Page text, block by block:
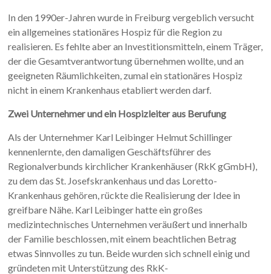
In den 1990er-Jahren wurde in Freiburg vergeblich versucht
ein allgemeines stationäres Hospiz für die Region zu
realisieren. Es fehlte aber an Investitionsmitteln, einem Träger,
der die Gesamtverantwortung übernehmen wollte, und an
geeigneten Räumlichkeiten, zumal ein stationäres Hospiz
nicht in einem Krankenhaus etabliert werden darf.
Zwei Unternehmer und ein Hospizleiter aus Berufung
Als der Unternehmer Karl Leibinger Helmut Schillinger
kennenlernte, den damaligen Geschäftsführer des
Regionalverbunds kirchlicher Krankenhäuser (RkK gGmbH),
zu dem das St. Josefskrankenhaus und das Loretto-
Krankenhaus gehören, rückte die Realisierung der Idee in
greifbare Nähe. Karl Leibinger hatte ein großes
medizintechnisches Unternehmen veräußert und innerhalb
der Familie beschlossen, mit einem beachtlichen Betrag
etwas Sinnvolles zu tun. Beide wurden sich schnell einig und
gründeten mit Unterstützung des RkK-